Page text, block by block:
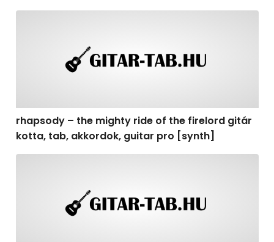
rhapsody – the mighty ride of the firelord gitár
kotta, tab, akkordok, guitar pro [synth]